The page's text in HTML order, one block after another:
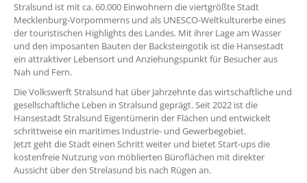
Stralsund ist mit ca. 60.000 Einwohnern die viertgrößte Stadt
Mecklenburg-Vorpommerns und als UNESCO-Weltkulturerbe eines
der touristischen Highlights des Landes. Mit ihrer Lage am Wasser
und den imposanten Bauten der Backsteingotik ist die Hansestadt
ein attraktiver Lebensort und Anziehungspunkt für Besucher aus
Nah und Fern.
Die Volkswerft Stralsund hat über Jahrzehnte das wirtschaftliche und
gesellschaftliche Leben in Stralsund geprägt. Seit 2022 ist die
Hansestadt Stralsund Eigentümerin der Flächen und entwickelt
schrittweise ein maritimes Industrie- und Gewerbegebiet.
Jetzt geht die Stadt einen Schritt weiter und bietet Start-ups die
kostenfreie Nutzung von möblierten Büroflächen mit direkter
Aussicht über den Strelasund bis nach Rügen an.